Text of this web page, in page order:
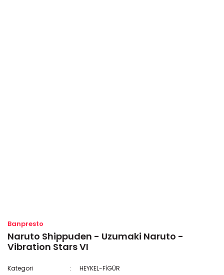
Banpresto
Naruto Shippuden - Uzumaki Naruto -
Vibration Stars VI
Kategori
HEYKEL-FİGÜR